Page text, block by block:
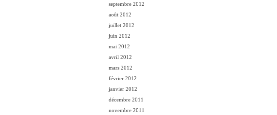
septembre 2012
août 2012
juillet 2012
juin 2012
mai 2012
avril 2012
mars 2012
février 2012
janvier 2012
décembre 2011
novembre 2011